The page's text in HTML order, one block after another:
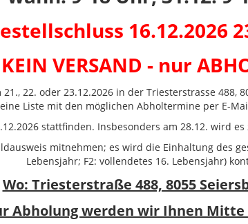
16.12.2026
KEIN VERSAND - nur
22. oder 23.12.2026 in der Triesterstrasse 488,
eine Liste mit den möglichen Abholtermine per E-
stattfinden. Insbesonders am 28.12. wird
mitnehmen; es wird die Einhaltung des
Lebensjahr; F2: vollendetes 16. Lebensjahr)
Wo: Triesterstraße 488, 8055
Abholung werden wir Ihnen